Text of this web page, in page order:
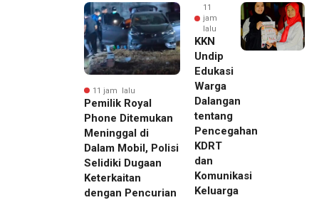
11 jam lalu
Pemilik Royal
Phone Ditemukan
Meninggal di
Dalam Mobil, Polisi
Selidiki Dugaan
Keterkaitan
dengan Pencurian
11
jam
lalu
KKN
Undip
Edukasi
Warga
Dalangan
tentang
Pencegahan
KDRT
dan
Komunikasi
Keluarga